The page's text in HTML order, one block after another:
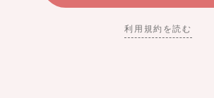
利用規約を読む